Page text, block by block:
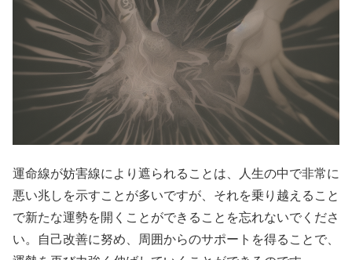
運命線が妨害線により遮られることは、人生の中で非常に
悪い兆しを示すことが多いですが、それを乗り越えること
で新たな運勢を開くことができることを忘れないでくださ
い。自己改善に努め、周囲からのサポートを得ることで、